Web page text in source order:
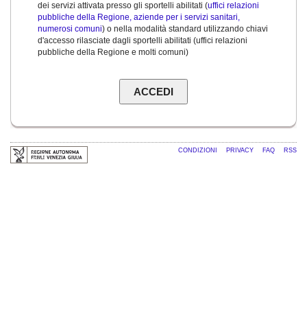
dei servizi attivata presso gli sportelli abilitati (uffici relazioni
pubbliche della Regione, aziende per i servizi sanitari,
numerosi comuni) o nella modalità standard utilizzando chiavi
d'accesso rilasciate dagli sportelli abilitati (uffici relazioni
pubbliche della Regione e molti comuni)
CONDIZIONI PRIVACY FAQ RSS